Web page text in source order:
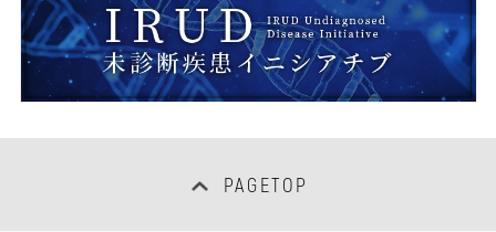
泌尿器科
眼 科
超音波センター
救命救急センター
臨床研修センター
女性医師支援センター PAGETOP